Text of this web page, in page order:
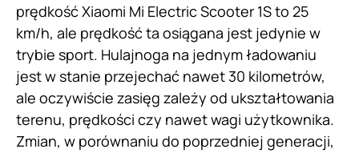
prędkość Xiaomi Mi Electric Scooter 1S to 25
km/h, ale prędkość ta osiągana jest jedynie w
trybie sport. Hulajnoga na jednym ładowaniu
jest w stanie przejechać nawet 30 kilometrów,
ale oczywiście zasięg zależy od ukształtowania
terenu, prędkości czy nawet wagi użytkownika.
Zmian, w porównaniu do poprzedniej generacji,